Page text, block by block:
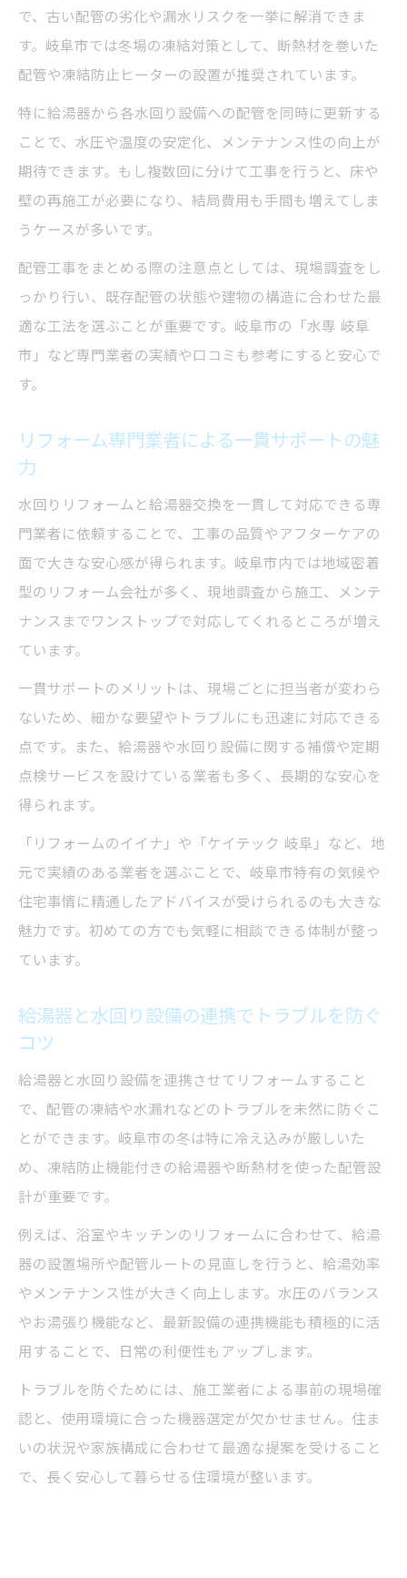
で、古い配管の劣化や漏水リスクを一挙に解消できま
す。岐阜市では冬場の凍結対策として、断熱材を巻いた
配管や凍結防止ヒーターの設置が推奨されています。
特に給湯器から各水回り設備への配管を同時に更新する
ことで、水圧や温度の安定化、メンテナンス性の向上が
期待できます。もし複数回に分けて工事を行うと、床や
壁の再施工が必要になり、結局費用も手間も増えてしま
うケースが多いです。
配管工事をまとめる際の注意点としては、現場調査をし
っかり行い、既存配管の状態や建物の構造に合わせた最
適な工法を選ぶことが重要です。岐阜市の「水専 岐阜
市」など専門業者の実績や口コミも参考にすると安心で
す。
リフォーム専門業者による一貫サポートの魅
力
水回りリフォームと給湯器交換を一貫して対応できる専
門業者に依頼することで、工事の品質やアフターケアの
面で大きな安心感が得られます。岐阜市内では地域密着
型のリフォーム会社が多く、現地調査から施工、メンテ
ナンスまでワンストップで対応してくれるところが増え
ています。
一貫サポートのメリットは、現場ごとに担当者が変わら
ないため、細かな要望やトラブルにも迅速に対応できる
点です。また、給湯器や水回り設備に関する補償や定期
点検サービスを設けている業者も多く、長期的な安心を
得られます。
「リフォームのイイナ」や「ケイテック 岐阜」など、地
元で実績のある業者を選ぶことで、岐阜市特有の気候や
住宅事情に精通したアドバイスが受けられるのも大きな
魅力です。初めての方でも気軽に相談できる体制が整っ
ています。
給湯器と水回り設備の連携でトラブルを防ぐ
コツ
給湯器と水回り設備を連携させてリフォームすること
で、配管の凍結や水漏れなどのトラブルを未然に防ぐこ
とができます。岐阜市の冬は特に冷え込みが厳しいた
め、凍結防止機能付きの給湯器や断熱材を使った配管設
計が重要です。
例えば、浴室やキッチンのリフォームに合わせて、給湯
器の設置場所や配管ルートの見直しを行うと、給湯効率
やメンテナンス性が大きく向上します。水圧のバランス
やお湯張り機能など、最新設備の連携機能も積極的に活
用することで、日常の利便性もアップします。
トラブルを防ぐためには、施工業者による事前の現場確
認と、使用環境に合った機器選定が欠かせません。住ま
いの状況や家族構成に合わせて最適な提案を受けること
で、長く安心して暮らせる住環境が整います。